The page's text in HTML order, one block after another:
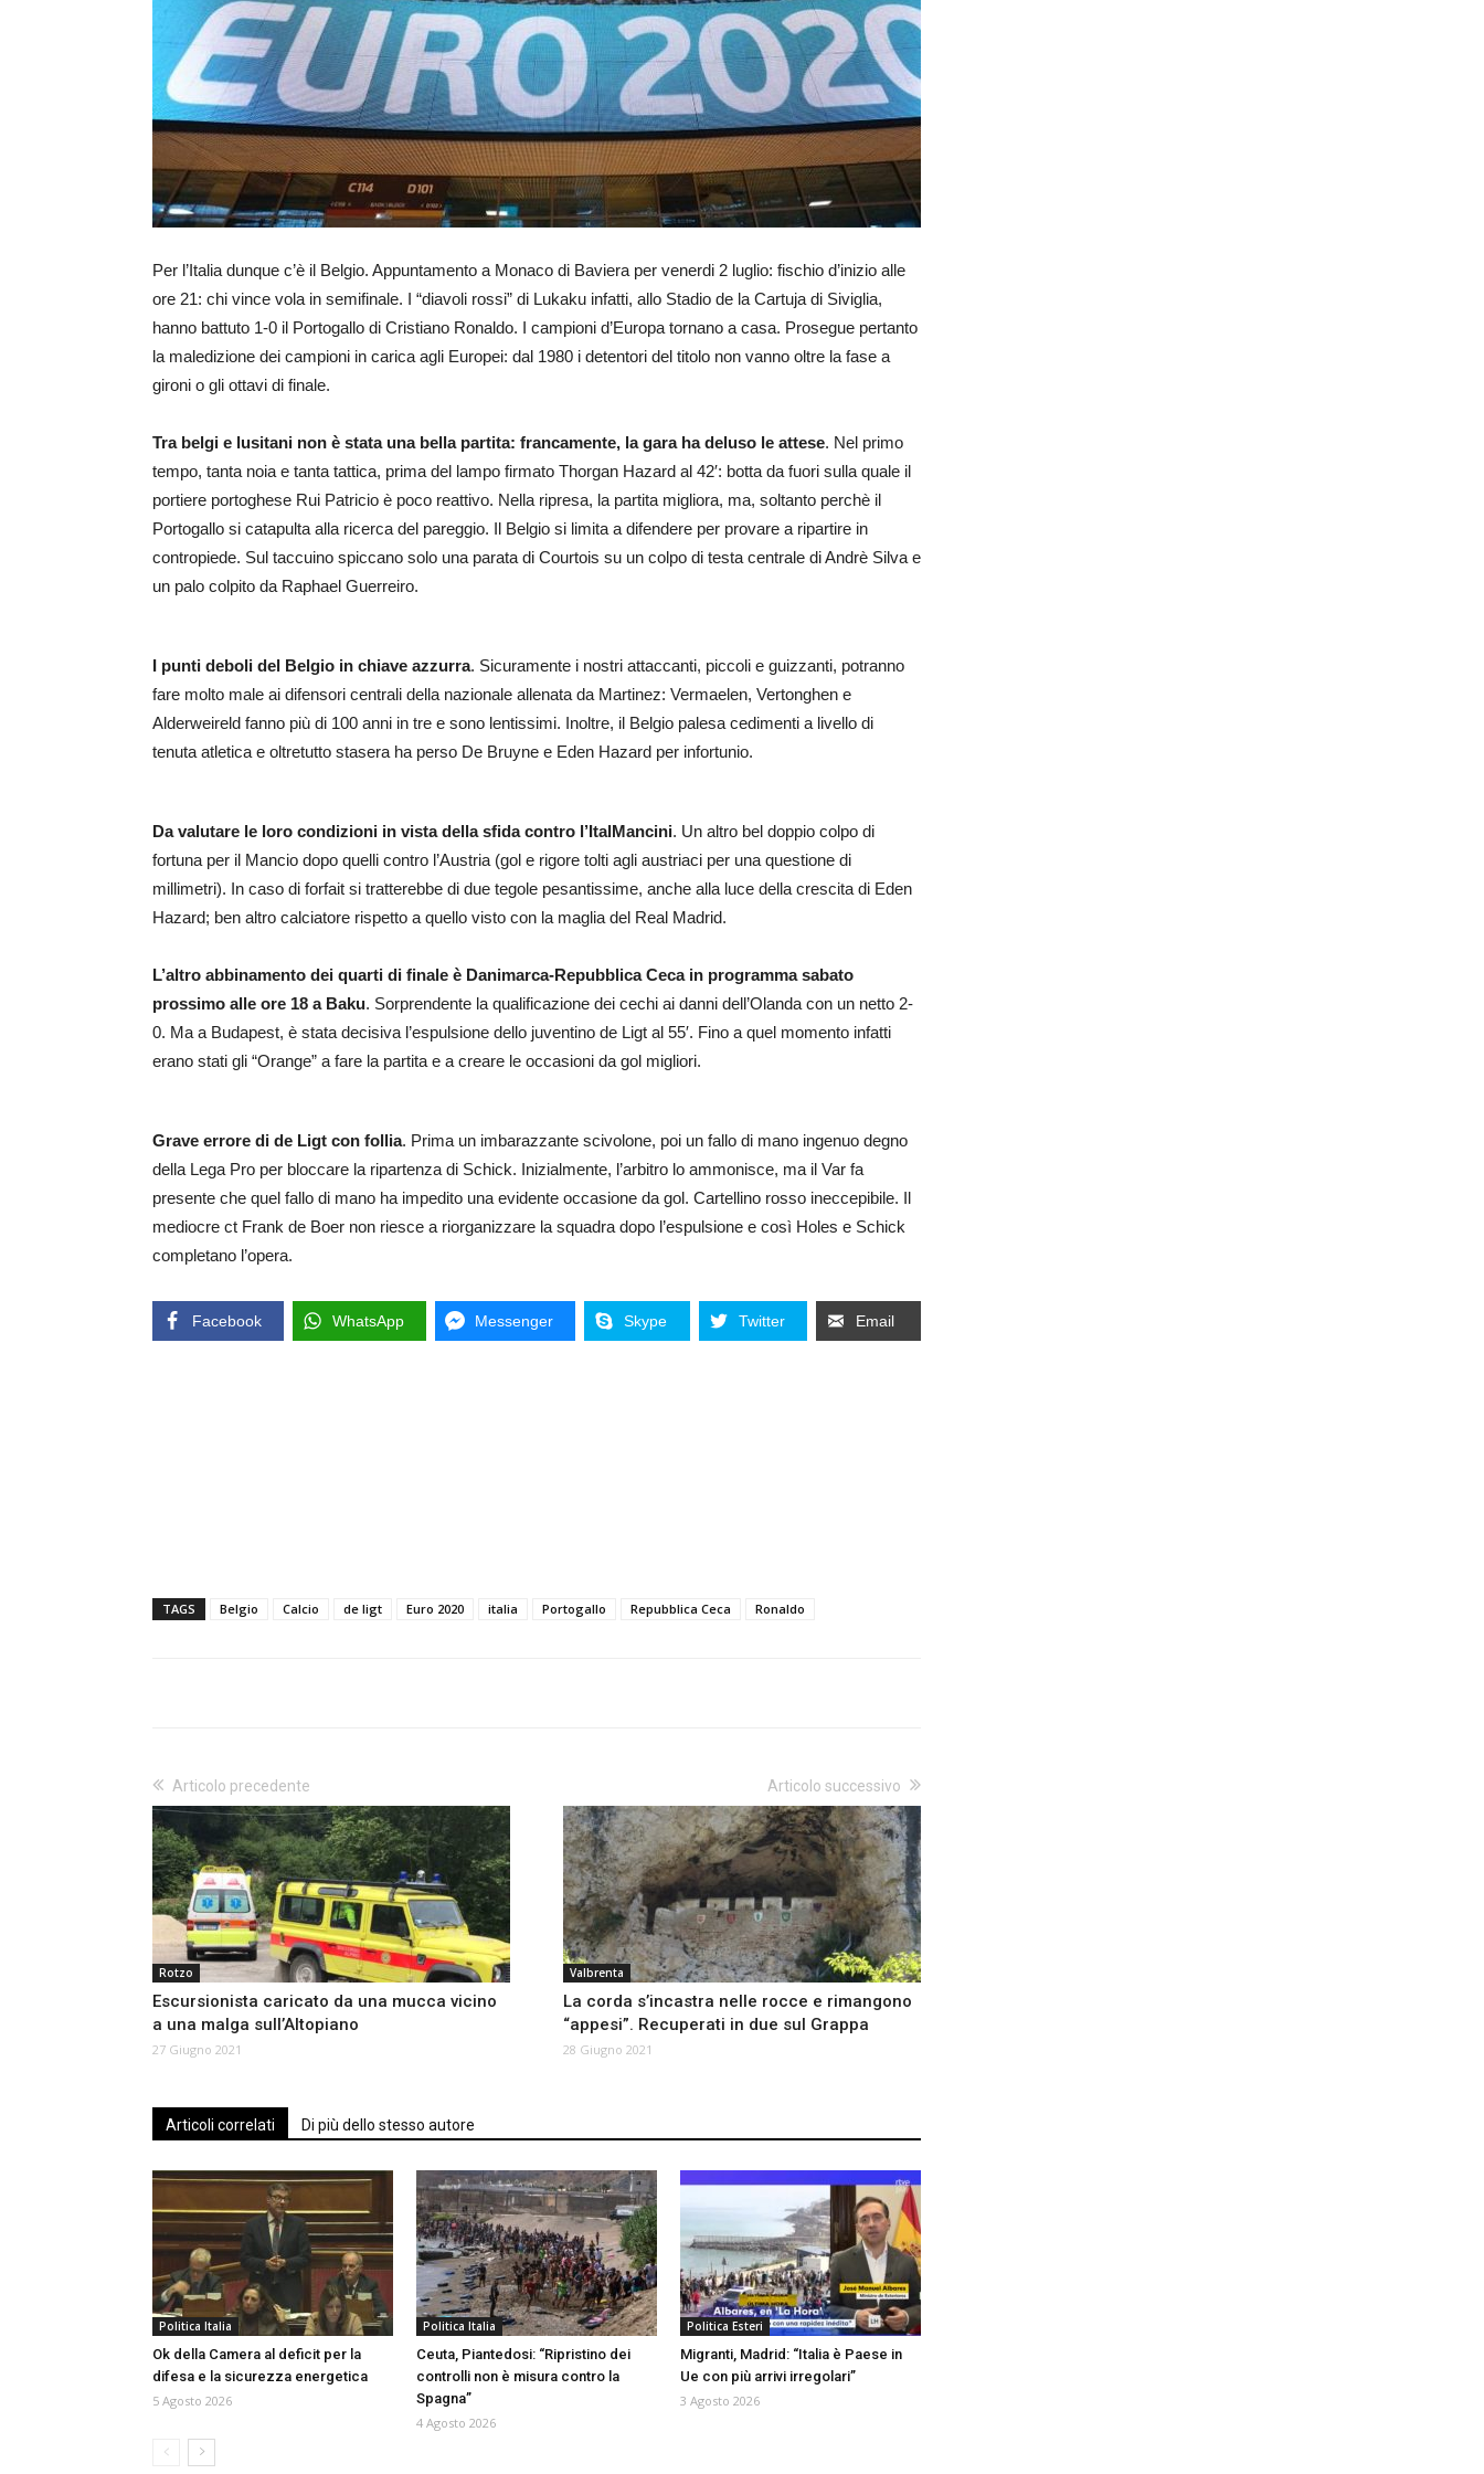
Per l’Italia dunque c’è il Belgio. Appuntamento a Monaco di Baviera per venerdi 2 luglio: fischio d’inizio alle
ore 21: chi vince vola in semifinale. I “diavoli rossi” di Lukaku infatti, allo Stadio de la Cartuja di Siviglia,
hanno battuto 1-0 il Portogallo di Cristiano Ronaldo. I campioni d’Europa tornano a casa. Prosegue pertanto
la maledizione dei campioni in carica agli Europei: dal 1980 i detentori del titolo non vanno oltre la fase a
gironi o gli ottavi di finale.
Tra belgi e lusitani non è stata una bella partita: francamente, la gara ha deluso le attese. Nel primo
tempo, tanta noia e tanta tattica, prima del lampo firmato Thorgan Hazard al 42′: botta da fuori sulla quale il
portiere portoghese Rui Patricio è poco reattivo. Nella ripresa, la partita migliora, ma, soltanto perchè il
Portogallo si catapulta alla ricerca del pareggio. Il Belgio si limita a difendere per provare a ripartire in
contropiede. Sul taccuino spiccano solo una parata di Courtois su un colpo di testa centrale di Andrè Silva e
un palo colpito da Raphael Guerreiro.
I punti deboli del Belgio in chiave azzurra. Sicuramente i nostri attaccanti, piccoli e guizzanti, potranno
fare molto male ai difensori centrali della nazionale allenata da Martinez: Vermaelen, Vertonghen e
Alderweireld fanno più di 100 anni in tre e sono lentissimi. Inoltre, il Belgio palesa cedimenti a livello di
tenuta atletica e oltretutto stasera ha perso De Bruyne e Eden Hazard per infortunio.
Da valutare le loro condizioni in vista della sfida contro l’ItalMancini. Un altro bel doppio colpo di
fortuna per il Mancio dopo quelli contro l’Austria (gol e rigore tolti agli austriaci per una questione di
millimetri). In caso di forfait si tratterebbe di due tegole pesantissime, anche alla luce della crescita di Eden
Hazard; ben altro calciatore rispetto a quello visto con la maglia del Real Madrid.
L’altro abbinamento dei quarti di finale è Danimarca-Repubblica Ceca in programma sabato
prossimo alle ore 18 a Baku. Sorprendente la qualificazione dei cechi ai danni dell’Olanda con un netto 2-
0. Ma a Budapest, è stata decisiva l’espulsione dello juventino de Ligt al 55′. Fino a quel momento infatti
erano stati gli “Orange” a fare la partita e a creare le occasioni da gol migliori.
Grave errore di de Ligt con follia. Prima un imbarazzante scivolone, poi un fallo di mano ingenuo degno
della Lega Pro per bloccare la ripartenza di Schick. Inizialmente, l’arbitro lo ammonisce, ma il Var fa
presente che quel fallo di mano ha impedito una evidente occasione da gol. Cartellino rosso ineccepibile. Il
mediocre ct Frank de Boer non riesce a riorganizzare la squadra dopo l’espulsione e così Holes e Schick
completano l’opera.
Facebook WhatsApp Messenger Skype Twitter Email
TAGS Belgio Calcio de ligt Euro 2020 italia Portogallo Repubblica Ceca Ronaldo
Articolo precedente
Rotzo
Escursionista caricato da una mucca vicino
a una malga sull’Altopiano
27 Giugno 2021
Articolo successivo
Valbrenta
La corda s’incastra nelle rocce e rimangono
“appesi”. Recuperati in due sul Grappa
28 Giugno 2021
Articoli correlati Di più dello stesso autore
Politica Italia
Ok della Camera al deficit per la
difesa e la sicurezza energetica
5 Agosto 2026
Politica Italia
Ceuta, Piantedosi: “Ripristino dei
controlli non è misura contro la
Spagna”
4 Agosto 2026
Politica Esteri
Migranti, Madrid: “Italia è Paese in
Ue con più arrivi irregolari”
3 Agosto 2026